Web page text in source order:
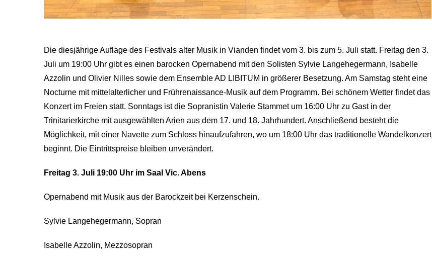
Die diesjährige Auflage des Festivals alter Musik in Vianden findet vom 3. bis zum 5. Juli statt. Freitag den 3.
Juli um 19:00 Uhr gibt es einen barocken Opernabend mit den Solisten Sylvie Langehegermann, Isabelle
Azzolin und Olivier Nilles sowie dem Ensemble AD LIBITUM in größerer Besetzung. Am Samstag steht eine
Nocturne mit mittelalterlicher und Frührenaissance-Musik auf dem Programm. Bei schönem Wetter findet das
Konzert im Freien statt. Sonntags ist die Sopranistin Valerie Stammet um 16:00 Uhr zu Gast in der
Trinitarierkirche mit ausgewählten Arien aus dem 17. und 18. Jahrhundert. Anschließend besteht die
Möglichkeit, mit einer Navette zum Schloss hinaufzufahren, wo um 18:00 Uhr das traditionelle Wandelkonzert
beginnt. Die Eintrittspreise bleiben unverändert.
Freitag 3. Juli 19:00 Uhr im Saal Vic. Abens
Opernabend mit Musik aus der Barockzeit bei Kerzenschein.
Sylvie Langehegermann, Sopran
Isabelle Azzolin, Mezzosopran